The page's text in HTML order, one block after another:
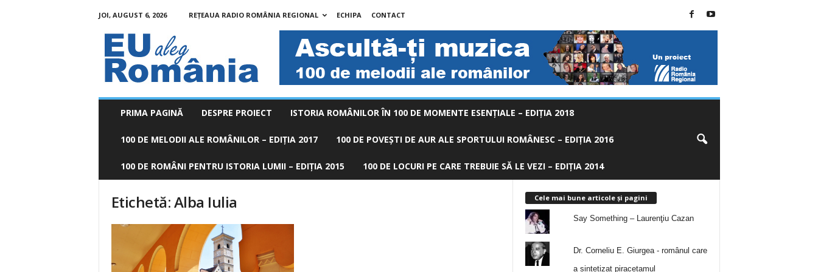
JOI, AUGUST 6, 2026 REȚEAUA RADIO ROMÂNIA REGIONAL ECHIPA
CONTACT
aleg
România
PRIMA PAGINĂ DESPRE PROIECT ISTORIA ROMÂNILOR ÎN 100 DE MOMENTE ESENŢIALE – EDIŢIA 2018
100 DE MELODII ALE ROMÂNILOR – EDIȚIA 2017 100 DE POVEŞTI DE AUR ALE SPORTULUI ROMÂNESC – EDIȚIA 2016
100 DE ROMÂNI PENTRU ISTORIA LUMII – EDIȚIA 2015 100 DE LOCURI PE CARE TREBUIE SĂ LE VEZI – EDIȚIA 2014
Etichetă: Alba Iulia Cele mai bune articole și pagini
Say Something – Laurenţiu Cazan
Dr. Corneliu E. Giurgea - românul care
a sintetizat piracetamul